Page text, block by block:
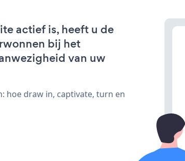
actief is, heeft u de
bij het
van uw
hoe draw in, captivate, turn en